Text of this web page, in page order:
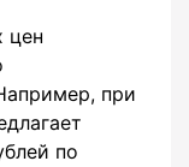
цен
при
по